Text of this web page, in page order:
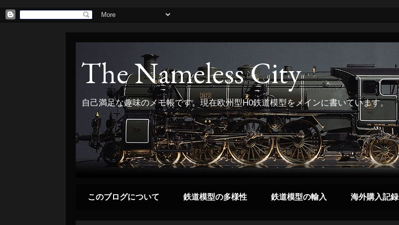
The Nameless City
自己満足な趣味のメモ帳です。現在欧州型H0鉄道模型をメインに書いています。
このブログについて 鉄道模型の多様性 鉄道模型の輸入 海外購入記録